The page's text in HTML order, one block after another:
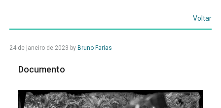
Voltar
24 de janeiro de 2023 by Bruno Farias
Documento